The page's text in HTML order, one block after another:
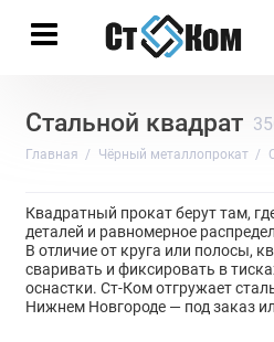
Стальной квадрат
Главная Чёрный металлопрокат
Квадратный прокат берут там,
деталей и равномерное
В отличие от круга или полосы,
сваривать и фиксировать в
оснастки. Ст-Ком отгружает
Нижнем Новгороде — под заказ